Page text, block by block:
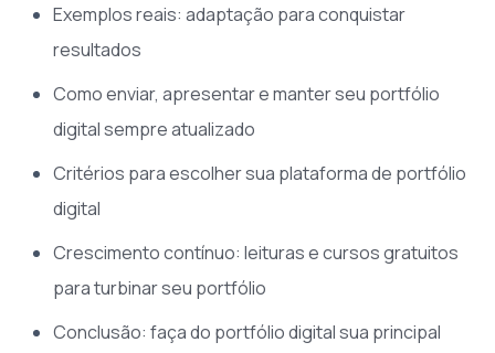
Exemplos reais: adaptação para conquistar
resultados
Como enviar, apresentar e manter seu portfólio
digital sempre atualizado
Critérios para escolher sua plataforma de portfólio
digital
Crescimento contínuo: leituras e cursos gratuitos
para turbinar seu portfólio
Conclusão: faça do portfólio digital sua principal